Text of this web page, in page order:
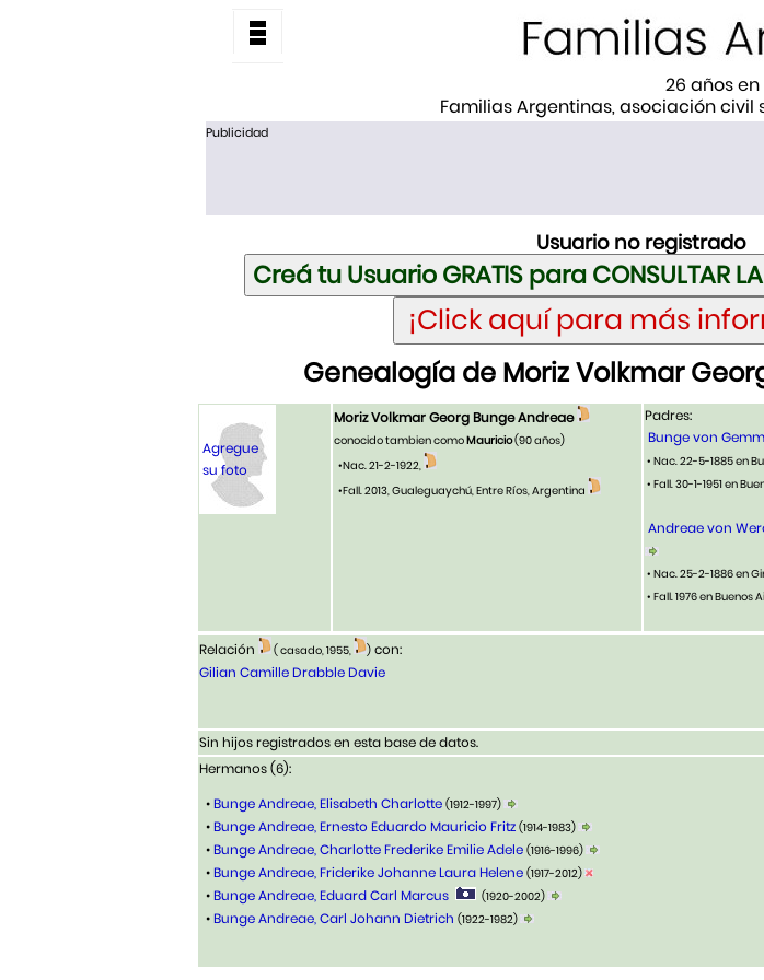
26 años
Familias Argentinas, asociación civil
Publicidad
Usuario no registrado
Genealogía de Moriz Volkmar
Agregue
su foto
Moriz Volkmar Georg Bunge Andreae
conocido tambien comoMauricio(90 años)
•Nac. 21-2-1922,
•Fall. 2013, Gualeguaychú, Entre Ríos, Argentina
Padres:
Bunge von
• Nac. 22-5-1885 en
• Fall. 30-1-1951 en
Andreae von
• Nac. 25-2-1886 en
• Fall. 1976 en Buenos
Relación ( casado, 1955, ) con:
Gilian Camille Drabble Davie
Sin hijos registrados en esta base de datos.
Hermanos (6):
•Bunge Andreae, Elisabeth Charlotte (1912-1997)
•Bunge Andreae, Ernesto Eduardo Mauricio Fritz (1914-1983)
•Bunge Andreae, Charlotte Frederike Emilie Adele (1916-1996)
•Bunge Andreae, Friderike Johanne Laura Helene (1917-2012)
•Bunge Andreae, Eduard Carl Marcus (1920-2002)
•Bunge Andreae, Carl Johann Dietrich (1922-1982)